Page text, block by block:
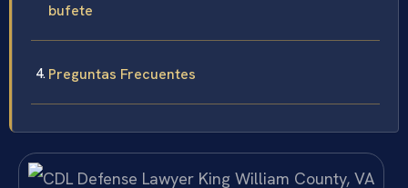
bufete
Preguntas Frecuentes